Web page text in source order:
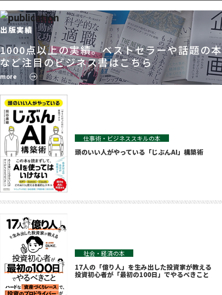
出版実績
1000点以上の実績。ベストセラーや話題の本
など注目のビジネス書はこちら
more
仕事術・ビジネススキルの本
頭のいい人がやっている「じぶんAI」構築術
社会・経済の本
17人の「億り人」を生み出した投資家が教える
投資初心者が「最初の100日」でやるべきこと